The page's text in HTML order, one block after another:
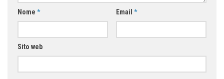
Nome * Email *
Sito web